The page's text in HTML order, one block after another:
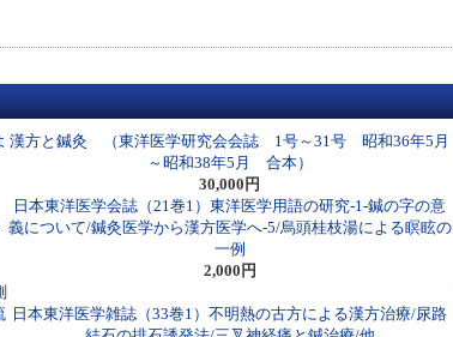
漢方と鍼灸 （東洋医学研究会会誌 1号～31号 昭和36年5月
～昭和38年5月 合本）
30,000円
日本東洋医学会誌（21巻1）東洋医学用語の研究-1-鍼の字の意
義について/鍼灸医学から漢方医学へ-5/烏頭桂枝湯による瞑眩の
一例
2,000円
日本東洋医学雑誌（33巻1）不明熱の古方による漢方治療/尿路